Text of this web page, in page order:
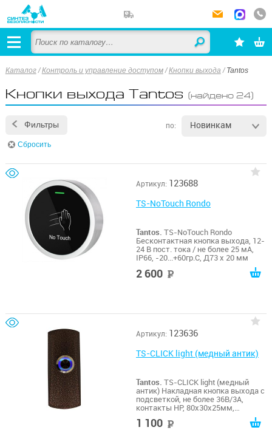
Каталог /Контроль и управление доступом /Кнопки выхода / Tantos
Кнопки выхода Tantos (найдено 24)
Фильтры по: Новинкам
Сбросить
Артикул: 123688
TS-NoTouch Rondo
Tantos. TS-NoTouch Rondo
Бесконтактная кнопка выхода, 12-
24 В пост. тока / не более 25 мА,
IP66, -20...+60гр.С, Д73 х 20 мм
2 600
Артикул: 123636
TS-CLICK light (медный антик)
Tantos. TS-CLICK light (медный
антик) Накладная кнопка выхода с
подсветкой, не более 36В/3А,
контакты НР, 80х30х25мм,
-20...+55гр.С, цинковый сплав, цвет
покрытия - медный антик
1 100